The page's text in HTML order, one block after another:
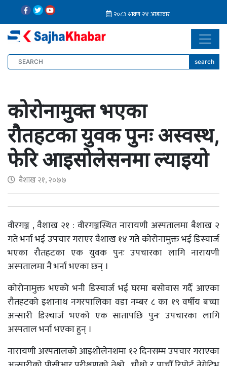
search
कोरोनामुक्त भएका
रौतहटका युवक पुनः अस्वस्थ,
फेरि आइसोलेसनमा ल्याइयो
बैशाख २१, २०७७
वीरगञ्ज , वैशाख २१ : वीरगञ्जस्थित नारायणी अस्पतालमा बैशाख २
गते भर्ना भई उपचार गराएर वैशाख १४ गते कोरोनामुक्त भई डिस्चार्ज
भएका रौतहटका एक युवक पुनः उपचारका लागि नारायणी
अस्पतालमा नै भर्ना भएका छन् ।
कोरोनामुक्त भएको भनी डिस्चार्ज भई घरमा बसोवास गर्दै आएका
रौतहटको इशानाथ नगरपालिका वडा नम्बर ८ का १९ वर्षीय बच्चा
अन्सारी डिस्चार्ज भएको एक सातापछि पुनः उपचारका लागि
अस्पताल भर्ना भएका हुन् ।
नारायणी अस्पतालको आइशोलेनशमा १२ दिनसम्म उपचार गराएका